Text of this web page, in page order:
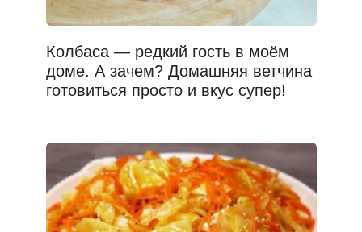
Колбаса — редкий гость в моём
доме. А зачем? Домашняя ветчина
готовиться просто и вкус супер!